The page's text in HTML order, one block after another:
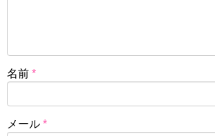
名前 *
メール *